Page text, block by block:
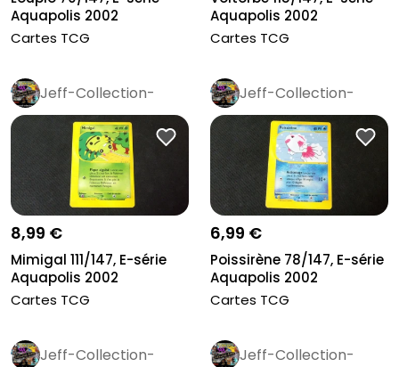
Aquapolis 2002
Cartes TCG
Aquapolis 2002
Cartes TCG
Jeff-Collection-
Rétro Pro
8,99 €
Mimigal 111/147, E-série
Aquapolis 2002
Cartes TCG
Jeff-Collection-
Rétro Pro
6,99 €
Poissirène 78/147, E-série
Aquapolis 2002
Cartes TCG
Jeff-Collection-
Jeff-Collection-